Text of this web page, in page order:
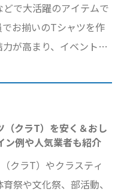
で大活躍のアイテムで
お揃いのTシャツを作
が高まり、イベントを
「クラスTシャツ デザイ
ゃれ」 「クラスティ
「クラスTシャツ 業社
、検索されやすいキーワ
ら、おしゃれに仕上げ
く作る方法を紹介。 体
（クラT）を安く＆おし
ン例や人気業者も紹介
クラT）やクラスティ
祭や文化祭、部活動、